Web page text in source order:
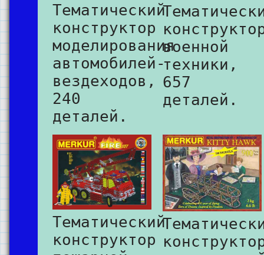
Тематический
конструктор
моделирования
автомобилей-
вездеходов,
240
деталей.
военной
техники,
657
деталей.
Тематический
конструктор